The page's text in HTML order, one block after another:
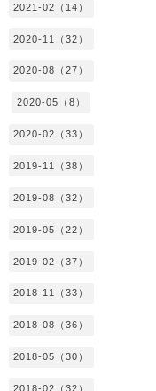
2021-02（14）
2020-11（32）
2020-08（27）
2020-05（8）
2020-02（33）
2019-11（38）
2019-08（32）
2019-05（22）
2019-02（37）
2018-11（33）
2018-08（36）
2018-05（30）
2018-02（32）